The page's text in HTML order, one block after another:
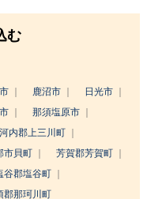
む
鹿沼市
日光市
那須塩原市
河内郡上三川町
市貝町
芳賀郡芳賀町
谷郡塩谷町
郡那珂川町